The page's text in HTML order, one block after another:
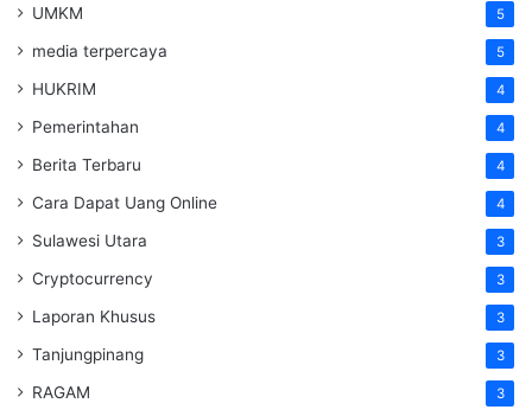
UMKM 5
media terpercaya 5
HUKRIM 4
Pemerintahan 4
Berita Terbaru 4
Cara Dapat Uang Online 4
Sulawesi Utara 3
Cryptocurrency 3
Laporan Khusus 3
Tanjungpinang 3
RAGAM 3